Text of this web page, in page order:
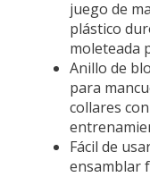
juego de
plástico
moleteada
Anillo de
para
collares
Fácil de
ensamblar